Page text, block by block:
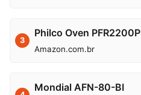
3
Philco Oven PFR2200P
Amazon.com.br
Mondial AFN-80-BI